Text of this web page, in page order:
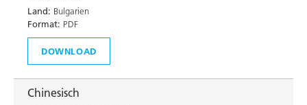
Land: Bulgarien
Format: PDF
DOWNLOAD
Chinesisch